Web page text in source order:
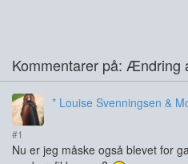
Kommentarer på: Ændring
* Louise Svenningsen &
#1
Nu er jeg måske også blevet for